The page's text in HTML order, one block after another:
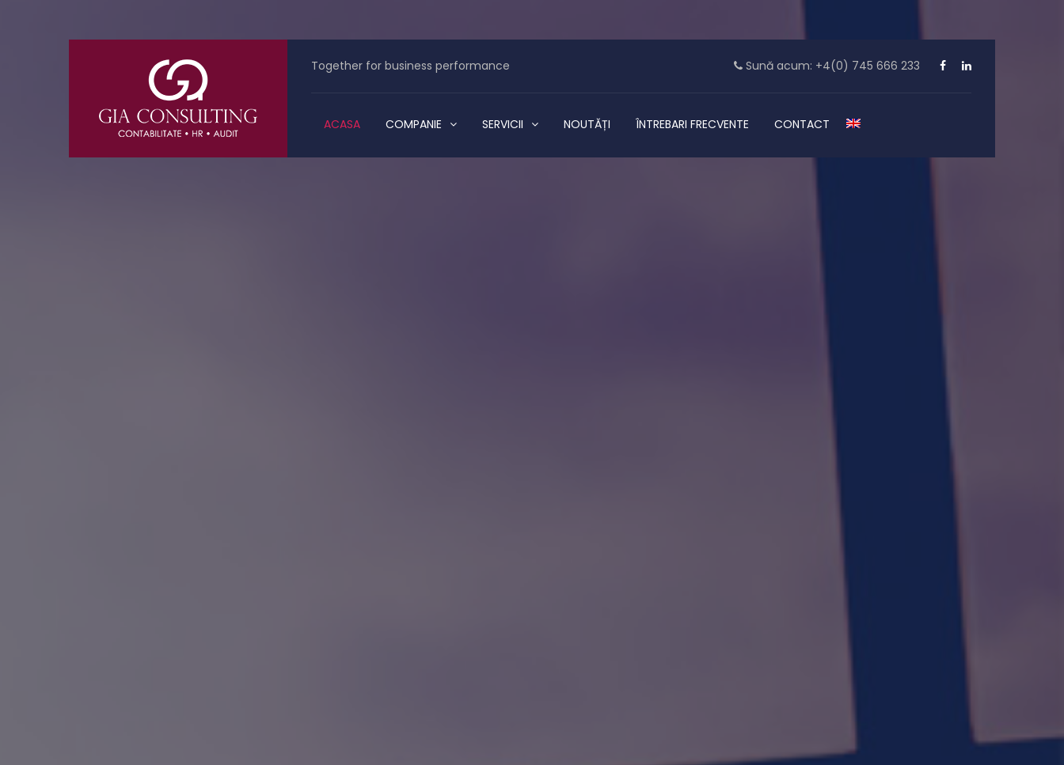
Together for business performance Sună acum: +4(0) 745 666 233
ACASA COMPANIE SERVICII NOUTĂȚI ÎNTREBARI FRECVENTE CONTACT